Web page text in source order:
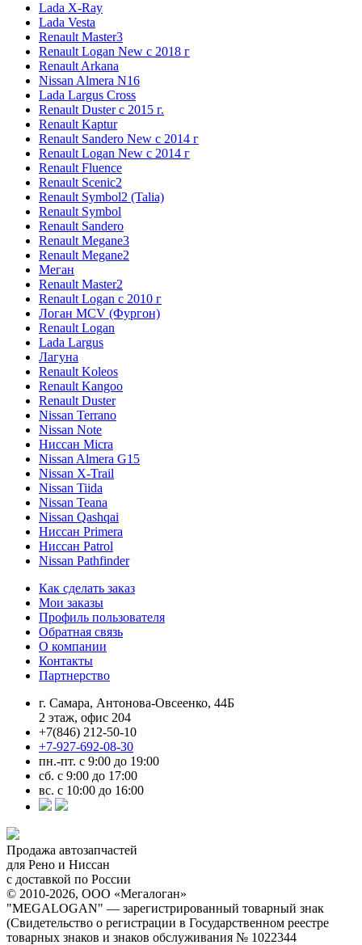
Lada X-Ray
Lada Vesta
Renault Master3
Renault Logan New с 2018 г
Renault Arkana
Nissan Almera N16
Lada Largus Cross
Renault Duster с 2015 г.
Renault Kaptur
Renault Sandero New с 2014 г
Renault Logan New с 2014 г
Renault Fluence
Renault Scenic2
Renault Symbol2 (Talia)
Renault Symbol
Renault Sandero
Renault Megane3
Renault Megane2
Меган
Renault Master2
Renault Logan c 2010 г
Логан МСV (Фургон)
Renault Logan
Lada Largus
Лагуна
Renault Koleos
Renault Kangoo
Renault Duster
Nissan Terrano
Nissan Note
Ниссан Micra
Nissan Almera G15
Nissan X-Trail
Nissan Tiida
Nissan Teana
Nissan Qashqai
Ниссан Primera
Ниссан Patrol
Nissan Pathfinder
Как сделать заказ
Мои заказы
Профиль пользователя
Обратная связь
О компании
Контакты
Партнерство
г. Самара, Антонова-Овсеенко, 44Б
2 этаж, офис 204
+7(846) 212-50-10
+7-927-692-08-30
пн.-пт. с 9:00 до 19:00
сб. с 9:00 до 17:00
вс. с 10:00 до 16:00
Продажа автозапчастей
для Рено и Ниссан
с доставкой по России
© 2010-2026, ООО «Мегалоган»
"MEGALOGAN" — зарегистрированный товарный знак
(Свидетельство о регистрации в Государственном реестре
товарных знаков и знаков обслуживания № 1022344